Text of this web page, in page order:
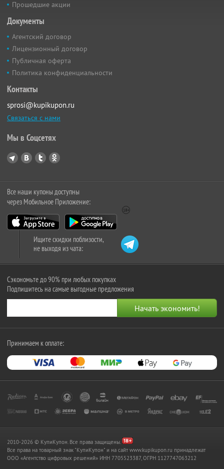
Прошедшие акции
Документы
Агентский договор
Лицензионный договор
Публичная оферта
Политика конфиденциальности
Контакты
sprosi@kupikupon.ru
Связаться с нами
Мы в Соцсетях
Все наши купоны доступны
через Мобильное Приложение:
Ищите скидки поблизости,
не выходя из чата:
Сэкономьте до 90% при любых покупках
Подпишитесь на самые выгодные предложения
Принимаем к оплате:
2010-2026 © КупиКупон. Все права защищены.
Все права на товарный знак "КупиКупон" и на сайт www.kupikupon.ru принадлежат
OOO «Агентство цифровых решений» ИНН 7705523387, ОГРН 1127747063212